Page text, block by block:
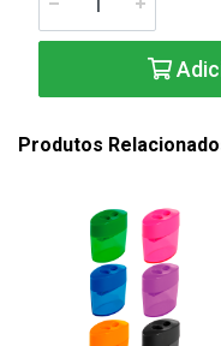
Produtos